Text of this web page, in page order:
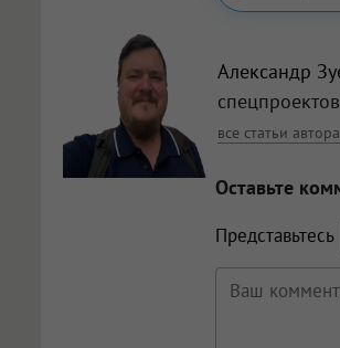
Александр
все статьи автора
Оставьте
Представьтесь